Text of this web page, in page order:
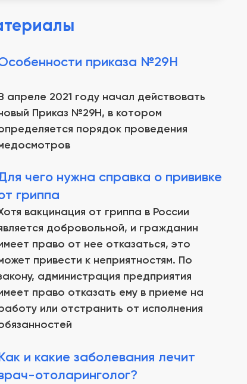
приказа №29Н
апреле 2021 году начал действовать
Приказ №29Н, в котором
порядок проведения
чего нужна справка о прививке
гриппа
вакцинация от гриппа в России
добровольной, и гражданин
право от нее отказаться, это
привести к неприятностям. По
администрация предприятия
право отказать ему в приеме на
или отстранить от исполнения
и какие заболевания лечит
отоларинголог?